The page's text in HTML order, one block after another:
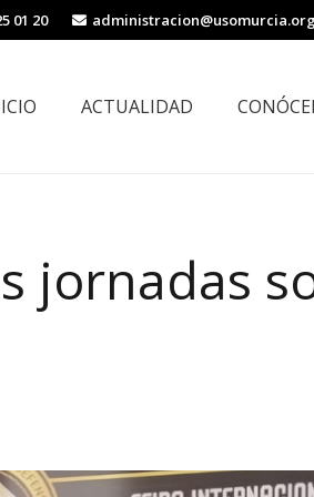
01 20
ACTUALIDAD
jornadas